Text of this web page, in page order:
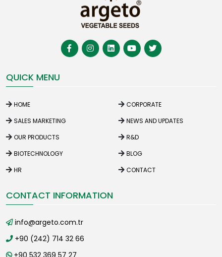
QUICK MENU
HOME
CORPORATE
SALES MARKETING
NEWS AND UPDATES
OUR PRODUCTS
R&D
BIOTECHNOLOGY
BLOG
HR
CONTACT
CONTACT INFORMATION
info@argeto.com.tr
+90 (242) 714 32 66